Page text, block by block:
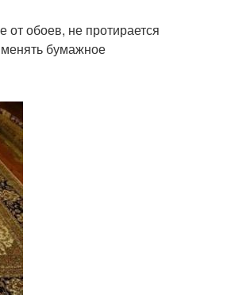
от обоев, не протирается
бумажное